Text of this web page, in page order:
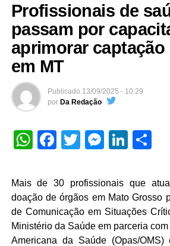
Profissionais de
passam por
aprimorar captação
em MT
Publicado 13/09/2025 - 10:29
por Da Redação
WhatsApp
Facebook
Twitter
Mais de 30 profissionais que
doação de órgãos em Mato Grosso
de Comunicação em Situações
Ministério da Saúde em parceria
Americana da Saúde (Opas/